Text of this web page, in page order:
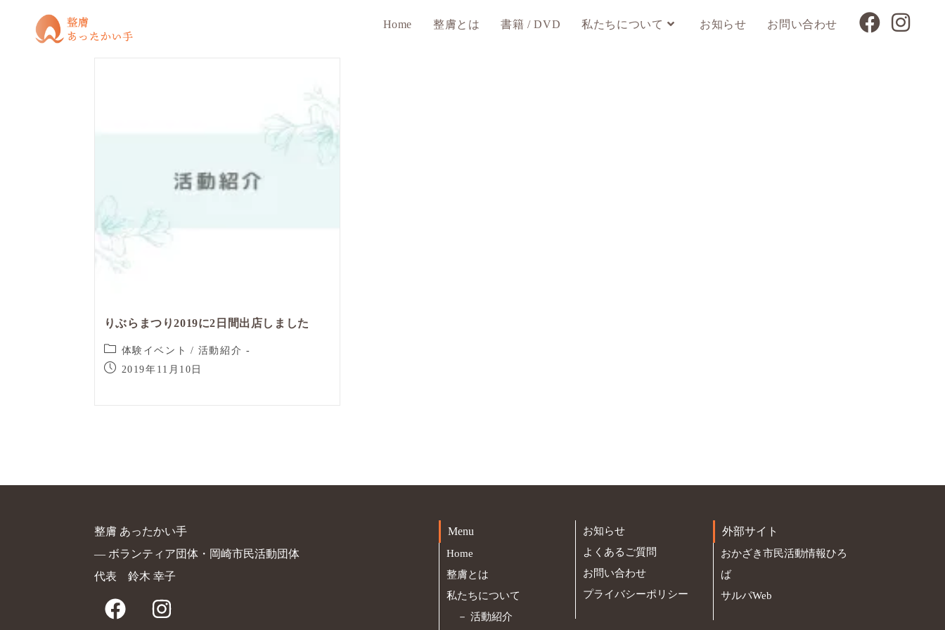
Home 整膚とは 書籍 / DVD 私たちについて お知らせ お問い合わせ
りぶらまつり2019に2日間出店しました
体験イベント / 活動紹介
2019年11月10日
整膚 あったかい手
― ボランティア団体・岡崎市民活動団体
代表 鈴木 幸子
Menu
Home
整膚とは
私たちについて
－活動紹介
お知らせ
よくあるご質問
お問い合わせ
プライバシーポリシー
外部サイト
おかざき市民活動情報ひろ
ば
サルパWeb